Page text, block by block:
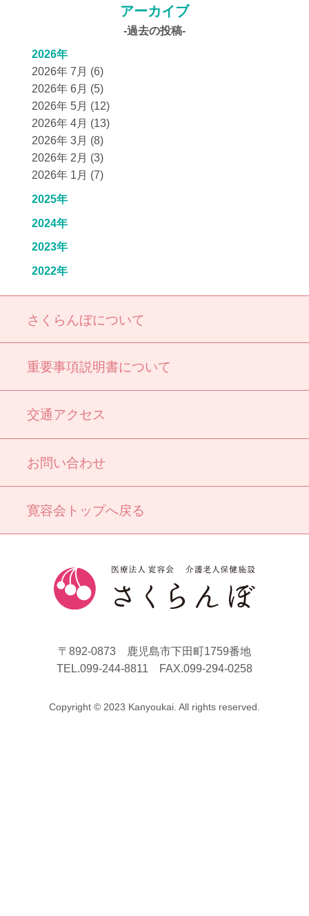
アーカイブ
-過去の投稿-
2026年
2026年 7月 (6)
2026年 6月 (5)
2026年 5月 (12)
2026年 4月 (13)
2026年 3月 (8)
2026年 2月 (3)
2026年 1月 (7)
2025年
2024年
2023年
2022年
さくらんぼについて
重要事項説明書について
交通アクセス
お問い合わせ
寛容会トップへ戻る
〒892-0873 鹿児島市下田町1759番地
TEL.099-244-8811 FAX.099-294-0258
Copyright © 2023 Kanyoukai. All rights reserved.